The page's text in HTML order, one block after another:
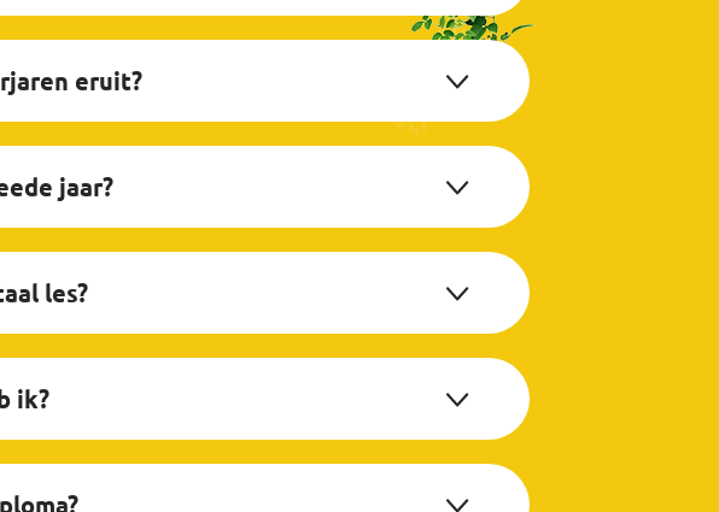
eruit?
jaar?
les?
ik?